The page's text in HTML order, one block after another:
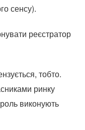
сенсу).
реєстратор
тобто.
ринку
виконують